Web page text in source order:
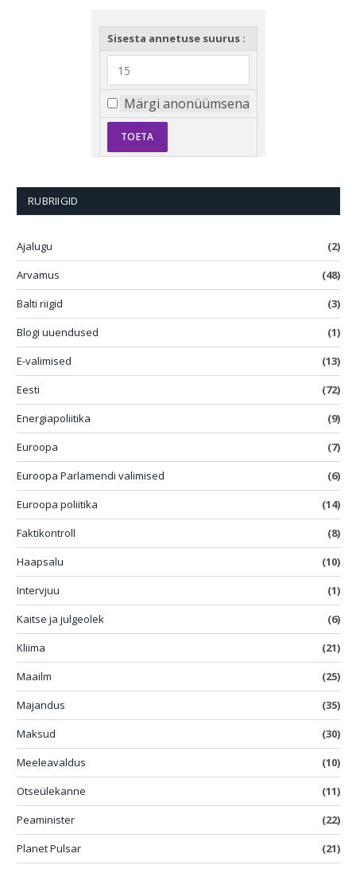
Sisesta annetuse suurus :
Märgi anonüümsena
RUBRIIGID
Ajalugu
(2)
Arvamus
(48)
Balti riigid
(3)
Blogi uuendused
(1)
E-valimised
(13)
Eesti
(72)
Energiapoliitika
(9)
Euroopa
(7)
Euroopa Parlamendi valimised
(6)
Euroopa poliitika
(14)
Faktikontroll
(8)
Haapsalu
(10)
Intervjuu
(1)
Kaitse ja julgeolek
(6)
Kliima
(21)
Maailm
(25)
Majandus
(35)
Maksud
(30)
Meeleavaldus
(10)
Otseülekanne
(11)
Peaminister
(22)
Planet Pulsar
(21)